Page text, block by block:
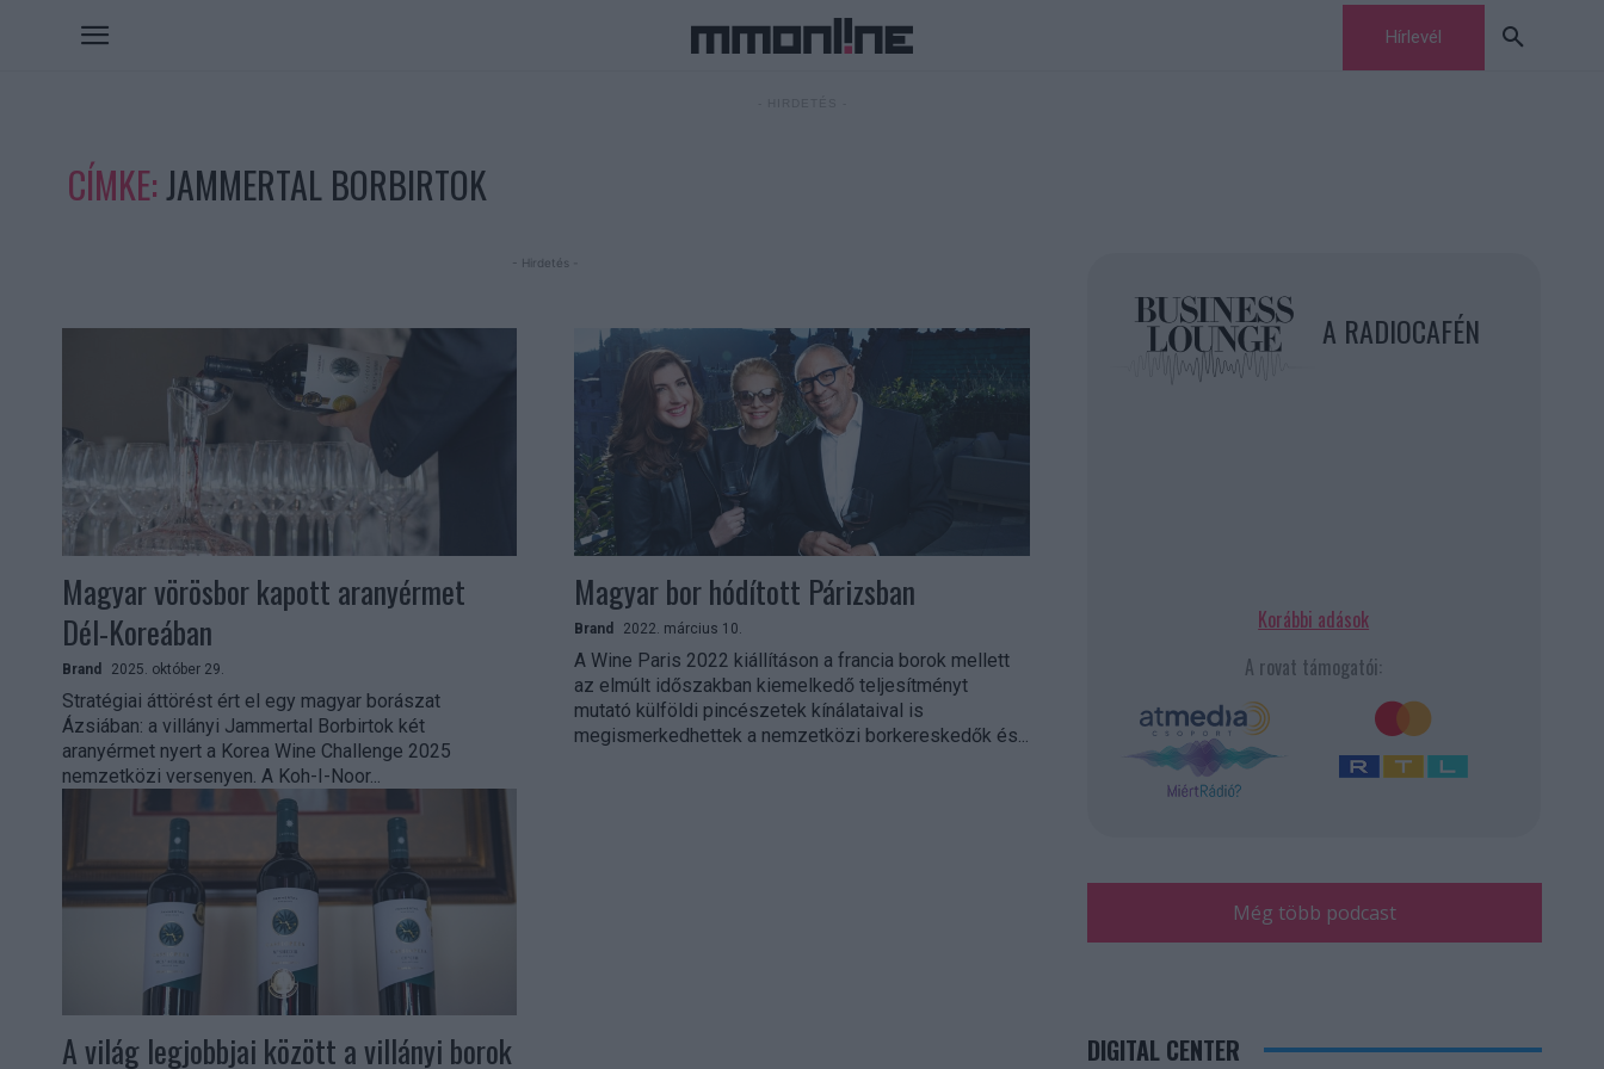
Hírlevél
CÍMKE:JAMMERTAL BORBIRTOK
- Hirdetés -
Magyar vörösbor kapott aranyérmet
Dél-Koreában
Brand 2025. október 29.
Stratégiai áttörést ért el egy magyar borászat
Ázsiában: a villányi Jammertal Borbirtok két
aranyérmet nyert a Korea Wine Challenge 2025
nemzetközi versenyen. A Koh-I-Noor...
Magyar bor hódított Párizsban
Brand 2022. március 10.
A Wine Paris 2022 kiállításon a francia borok mellett
az elmúlt időszakban kiemelkedő teljesítményt
mutató külföldi pincészetek kínálataival is
megismerkedhettek a nemzetközi borkereskedők és...
A világ legjobbjai között a villányi borok
A RADIOCAFÉN
Korábbi adások
A rovat támogatói:
Még több podcast
DIGITAL CENTER